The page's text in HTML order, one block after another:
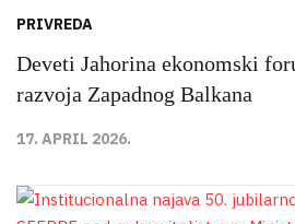
PRIVREDA
Deveti Jahorina ekonomski
razvoja Zapadnog Balkana
17. APRIL 2026.